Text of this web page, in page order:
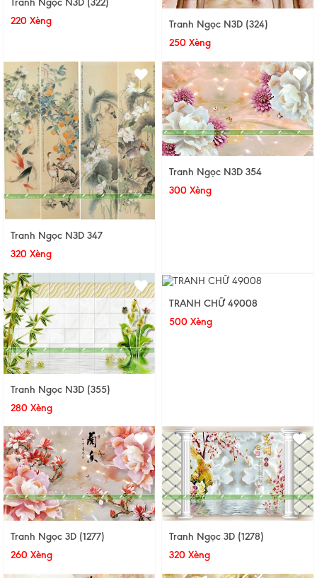
Tranh Ngọc N3D (322)
220 Xèng
Tranh Ngọc N3D (324)
250 Xèng
Tranh Ngọc N3D 347
320 Xèng
Tranh Ngọc N3D 354
300 Xèng
Tranh Ngọc N3D (355)
280 Xèng
TRANH CHỮ 49008
500 Xèng
Tranh Ngọc 3D (1277)
260 Xèng
Tranh Ngọc 3D (1278)
320 Xèng